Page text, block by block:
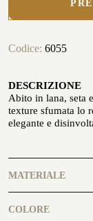
LA
Codice: 6055
DESCRIZIONE
Abito in lana, seta
texture sfumata lo
elegante e
MATERIALE
71% Lana
15% Seta
COLORE